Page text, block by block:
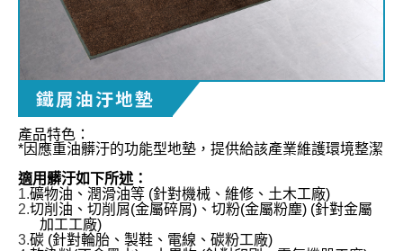
鐵屑油汙地墊
產品特色：
*因應重油髒汙的功能型地墊 ，提供給該產業維護環境整潔
適用髒汙如下所述 ：
1.礦物油 、潤滑油等 (針對機械、維修、土木工廠)
2.切削 油、切削屑(金屬碎屑) 、切粉(金屬粉塵) (針對金屬
加工工廠)
3.碳 (針對輪胎、製鞋、電線、碳粉工廠)